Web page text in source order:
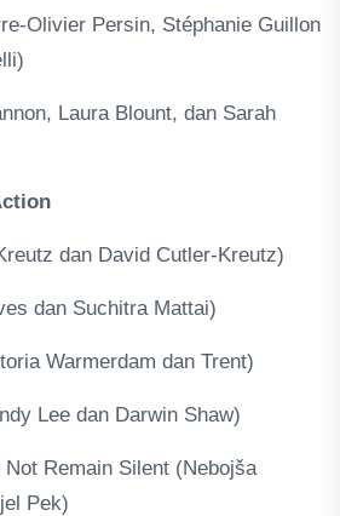
Olivier Persin, Stéphanie Guillon
Laura Blount, dan Sarah
dan David Cutler-Kreutz)
dan Suchitra Mattai)
Warmerdam dan Trent)
Lee dan Darwin Shaw)
Remain Silent (Nebojša
Pek)